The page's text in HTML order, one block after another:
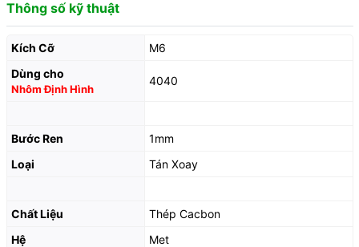
Thông số kỹ thuật
Kích Cỡ
M6
Dùng cho
Nhôm Định Hình
4040
Bước Ren
1mm
Loại
Tán Xoay
Chất Liệu
Thép Cacbon
Hệ
Met